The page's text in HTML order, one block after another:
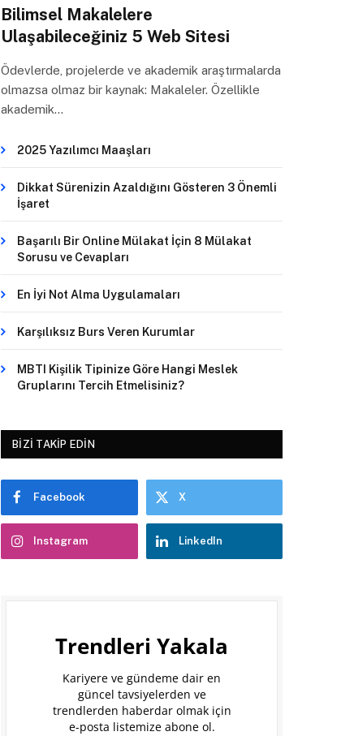
Bilimsel Makalelere
Ulaşabileceğiniz 5 Web Sitesi
Ödevlerde, projelerde ve akademik araştırmalarda
olmazsa olmaz bir kaynak: Makaleler. Özellikle
akademik…
2025 Yazılımcı Maaşları
Dikkat Sürenizin Azaldığını Gösteren 3 Önemli
İşaret
Başarılı Bir Online Mülakat İçin 8 Mülakat
Sorusu ve Cevapları
En İyi Not Alma Uygulamaları
Karşılıksız Burs Veren Kurumlar
MBTI Kişilik Tipinize Göre Hangi Meslek
Gruplarını Tercih Etmelisiniz?
BIZI TAKIP EDIN
Facebook X
Instagram LinkedIn
Trendleri Yakala
Kariyere ve gündeme dair en
güncel tavsiyelerden ve
trendlerden haberdar olmak için
e-posta listemize abone ol.